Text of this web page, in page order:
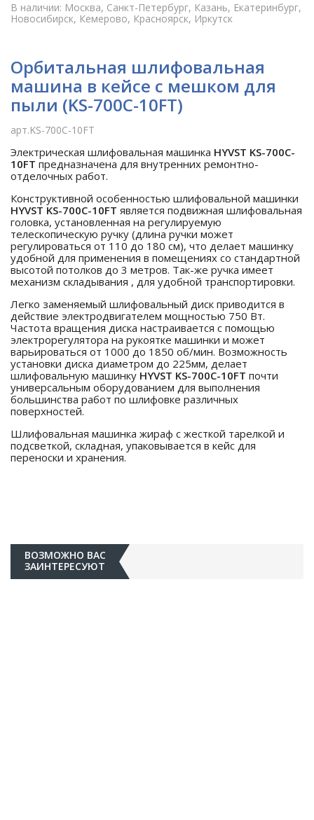
В наличии: Москва, Санкт-Петербург, Казань, Екатеринбург,
Новосибирск, Кемерово, Красноярск, Иркутск
Орбитальная шлифовальная
машина в кейсе с мешком для
пыли (KS-700C-10FT)
арт.KS-700C-10FT
Электрическая шлифовальная машинка HYVST KS-700C-
10FT предназначена для внутренних ремонтно-
отделочных работ.
Конструктивной особенностью шлифовальной машинки
HYVST KS-700C-10FT является подвижная шлифовальная
головка, установленная на регулируемую
телескопическую ручку (длина ручки может
регулироваться от 110 до 180 см), что делает машинку
удобной для применения в помещениях со стандартной
высотой потолков до 3 метров. Так-же ручка имеет
механизм складывания , для удобной транспортировки.
Легко заменяемый шлифовальный диск приводится в
действие электродвигателем мощностью 750 Вт.
Частота вращения диска настраивается с помощью
электрорегулятора на рукоятке машинки и может
варьироваться от 1000 до 1850 об/мин. Возможность
установки диска диаметром до 225мм, делает
шлифовальную машинку HYVST KS-700C-10FT почти
универсальным оборудованием для выполнения
большинства работ по шлифовке различных
поверхностей.
Шлифовальная машинка жираф с жесткой тарелкой и
подсветкой, складная, упаковывается в кейс для
переноски и хранения.
ВОЗМОЖНО ВАС
ЗАИНТЕРЕСУЮТ